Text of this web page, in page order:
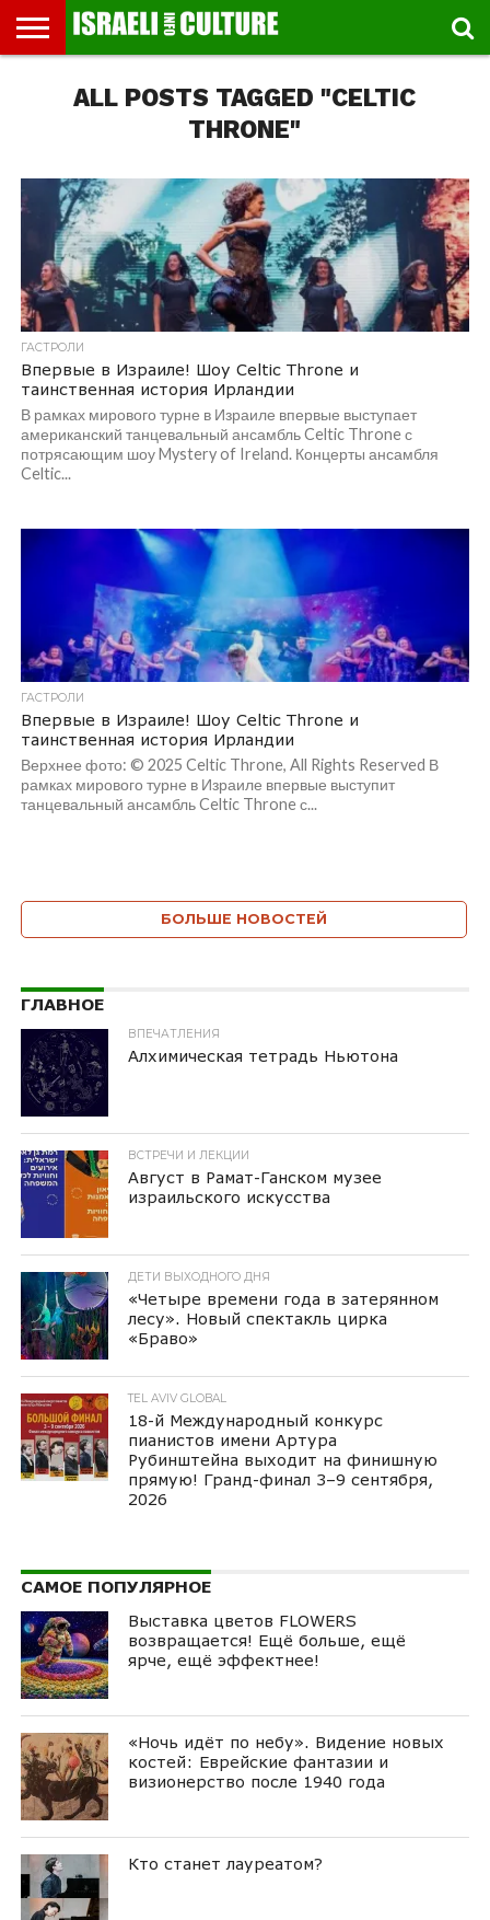
МУЗЕИ
СТРАНА
ФЕСТИВАЛЕЙ
ТЕАТР
КНИГИ.
ТЕКСТЫ
МУЗЫКА
РЕЛИГИЯ/
ИСТОРИЯ
ДВИЖЕНИЕ
ДЕТИ
ВЫХОДНОГО
МАРШРУТЫ
ПРОГУЛЬЩИКА
ВИДЕО-
РЕЧИ
ВПЕЧАТЛЕНИЯ
ВСТРЕЧИ
ИНТЕРВЬЮ
КИНО
AVIVALL POSTS TAGGED "CELTIC
THRONE"
ГАСТРОЛИ
Впервые в Израиле! Шоу Celtic Throne и
таинственная история Ирландии
В рамках мирового турне в Израиле впервые выступает
американский танцевальный ансамбль Celtic Throne с
потрясающим шоу Mystery of Ireland. Концерты ансамбля
Celtic...
ГАСТРОЛИ
Впервые в Израиле! Шоу Celtic Throne и
таинственная история Ирландии
Верхнее фото: © 2025 Celtic Throne, All Rights Reserved В
рамках мирового турне в Израиле впервые выступит
танцевальный ансамбль Celtic Throne с...
БОЛЬШЕ НОВОСТЕЙ
ГЛАВНОЕ
ВПЕЧАТЛЕНИЯ
Алхимическая тетрадь Ньютона
ВСТРЕЧИ И ЛЕКЦИИ
Август в Рамат-Ганском музее
израильского искусства
ДЕТИ ВЫХОДНОГО ДНЯ
«Четыре времени года в затерянном
лесу». Новый спектакль цирка
«Браво»
TEL AVIV GLOBAL
18-й Международный конкурс
пианистов имени Артура
Рубинштейна выходит на финишную
прямую! Гранд-финал 3–9 сентября,
2026
САМОЕ ПОПУЛЯРНОЕ
Выставка цветов FLOWERS
возвращается! Ещё больше, ещё
ярче, ещё эффектнее!
«Ночь идёт по небу». Видение новых
костей: Еврейские фантазии и
визионерство после 1940 года
Кто станет лауреатом?